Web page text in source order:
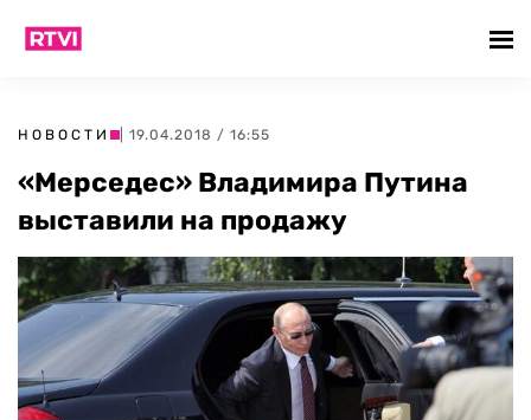
НОВОСТИ | 19.04.2018 / 16:55
«Мерседес» Владимира Путина
выставили на продажу